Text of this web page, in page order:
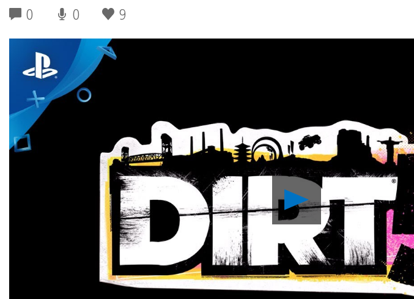
0 0 9
Reproduzir
5
Novidades
Que
Tornam
Dirt
5
Mais
Que
um